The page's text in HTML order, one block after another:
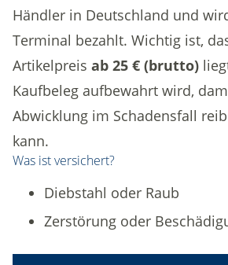
Händler in Deutschland und
Terminal bezahlt. Wichtig ist,
Artikelpreis ab 25 € (brutto)
Kaufbeleg aufbewahrt wird,
Abwicklung im Schadensfall
kann.
Was ist versichert?
Diebstahl oder Raub
Zerstörung oder